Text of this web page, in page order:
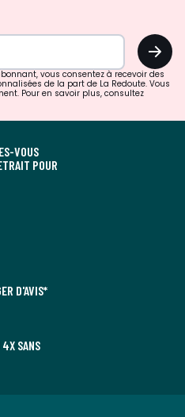
OK
vous consentez à recevoir des
de la part de La Redoute. Vous
Pour en savoir plus, consultez
VOUS
POUR
D'AVIS*
SANS